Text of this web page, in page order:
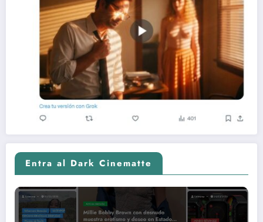
Entra al Dark Cinematte